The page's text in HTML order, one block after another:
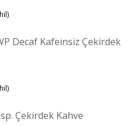
Decaf Kafeinsiz Çekirdek
Çekirdek Kahve